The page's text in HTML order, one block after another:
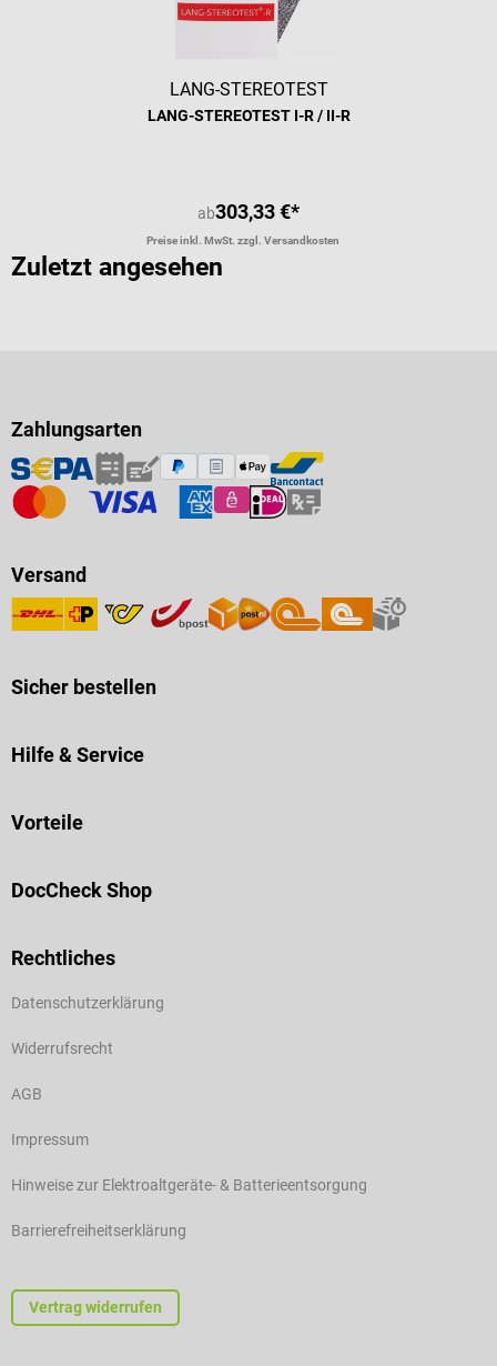
LANG-STEREOTEST
LANG-STEREOTEST I-R / II-R
ab303,33 €*
Preise inkl. MwSt. zzgl. Versandkosten
Zuletzt angesehen
Zahlungsarten
Versand
Sicher bestellen
Hilfe & Service
Vorteile
DocCheck Shop
Rechtliches
Datenschutzerklärung
Widerrufsrecht
AGB
Impressum
Hinweise zur Elektroaltgeräte- & Batterieentsorgung
Barrierefreiheitserklärung
Vertrag widerrufen